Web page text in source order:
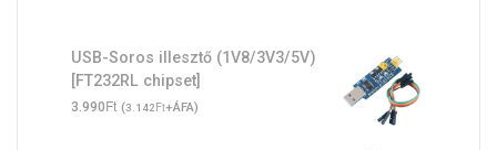
USB-Soros illesztő (1V8/3V3/5V)
[FT232RL chipset]
3.990Ft (3.142Ft+ÁFA)